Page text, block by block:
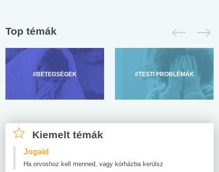
Top témák
#BETEGSÉGEK #TESTI PROBLÉMÁK
Kiemelt témák
Jogaid
Ha orvoshoz kell menned, vagy kórházba kerülsz